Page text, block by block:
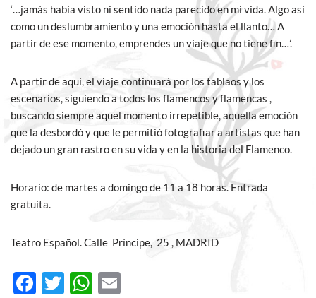
‘…jamás había visto ni sentido nada parecido en mi vida. Algo así
como un deslumbramiento y una emoción hasta el llanto… A
partir de ese momento, emprendes un viaje que no tiene fin…’.
A partir de aquí, el viaje continuará por los tablaos y los
escenarios, siguiendo a todos los flamencos y flamencas ,
buscando siempre aquel momento irrepetible, aquella emoción
que la desbordó y que le permitió fotografiar a artistas que han
dejado un gran rastro en su vida y en la historia del Flamenco.
Horario: de martes a domingo de 11 a 18 horas. Entrada
gratuita.
Teatro Español. Calle Príncipe, 25 , MADRID
F
T
W